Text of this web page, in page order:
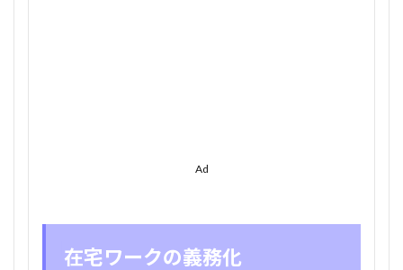
イベ
ント
Ad
在宅ワークの義務化